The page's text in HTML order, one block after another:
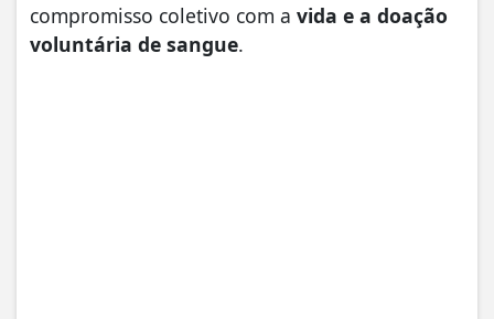
compromisso coletivo com a vida e a doação
voluntária de sangue.